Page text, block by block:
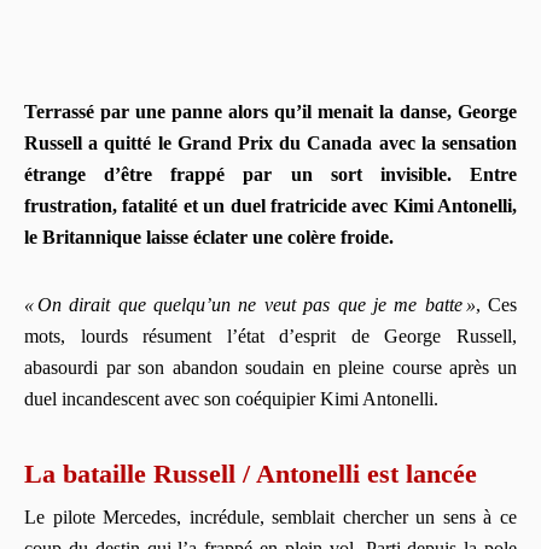
Terrassé par une panne alors qu’il menait la danse, George
Russell a quitté le Grand Prix du Canada avec la sensation
étrange d’être frappé par un sort invisible. Entre
frustration, fatalité et un duel fratricide avec Kimi Antonelli,
le Britannique laisse éclater une colère froide.
« On dirait que quelqu’un ne veut pas que je me batte », Ces
mots, lourds résument l’état d’esprit de George Russell,
abasourdi par son abandon soudain en pleine course après un
duel incandescent avec son coéquipier Kimi Antonelli.
La bataille Russell / Antonelli est lancée
Le pilote Mercedes, incrédule, semblait chercher un sens à ce